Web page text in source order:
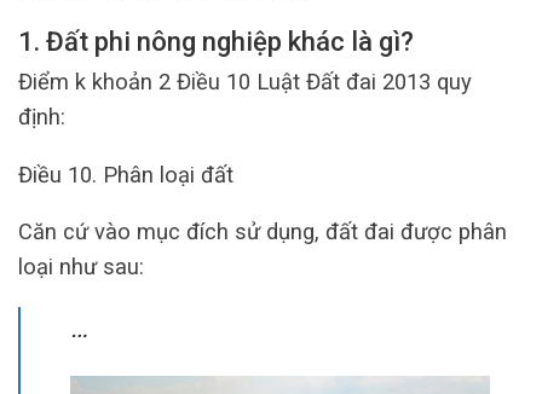
1. Đất phi nông nghiệp khác là gì?
Điểm k khoản 2 Điều 10 Luật Đất đai 2013 quy
định:
Điều 10. Phân loại đất
Căn cứ vào mục đích sử dụng, đất đai được phân
loại như sau:
…